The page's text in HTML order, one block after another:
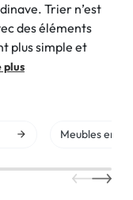
Trier n’est
des éléments
plus simple et
plus
Meubles